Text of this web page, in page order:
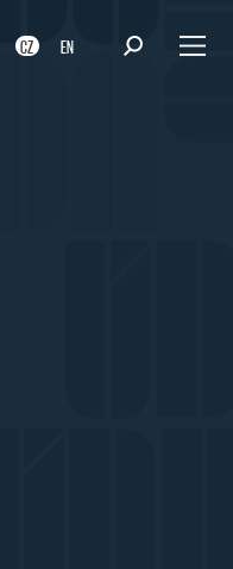
CZ EN